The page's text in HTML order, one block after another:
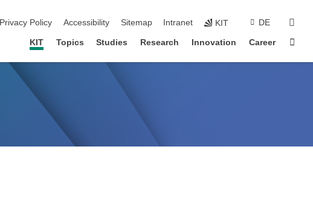
Privacy Policy Accessibility Sitemap Intranet KIT DE
KIT Topics Studies Research Innovation Career